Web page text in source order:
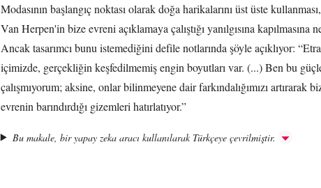
Modasının başlangıç noktası olarak doğa harikalarını üst üste
Van Herpen'in bize evreni açıklamaya çalıştığı yanılgısına kapılmasına
Ancak tasarımcı bunu istemediğini defile notlarında şöyle açıklıyor:
içimizde, gerçekliğin keşfedilmemiş engin boyutları var. (...) Ben bu
çalışmıyorum; aksine, onlar bilinmeyene dair farkındalığımızı artırarak
evrenin barındırdığı gizemleri hatırlatıyor.”
Bu makale, bir yapay zeka aracı kullanılarak Türkçeye çevrilmiştir.